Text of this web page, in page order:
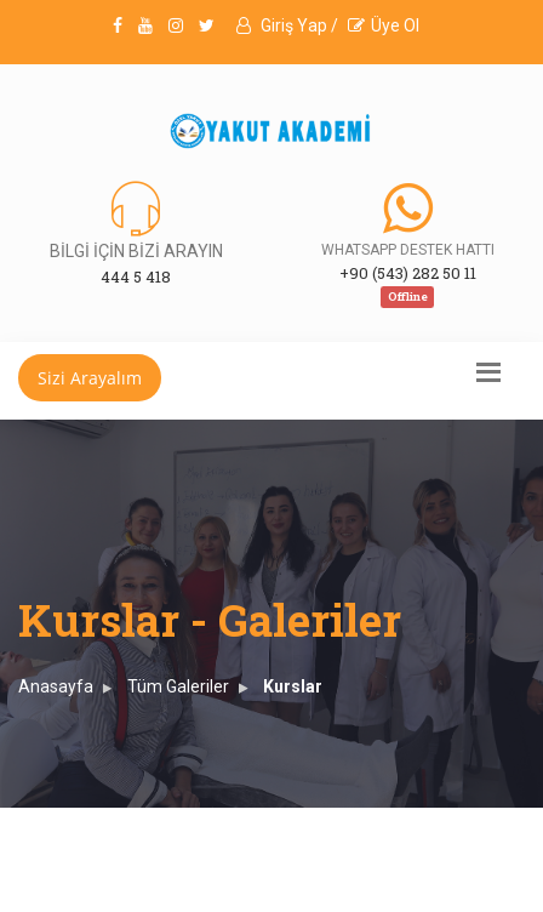
Giriş Yap / Üye Ol
BİLGİ İÇİN BİZİ ARAYIN
444 5 418
WHATSAPP DESTEK HATTI
+90 (543) 282 50 11
Offline
Sizi Arayalım
Kurslar - Galeriler
Anasayfa Tüm Galeriler Kurslar